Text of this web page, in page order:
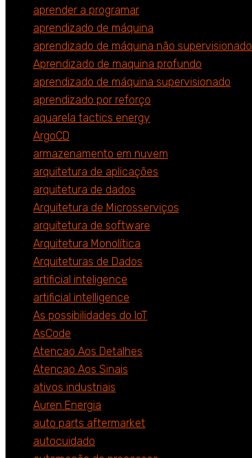
aprender a programar
aprendizado de máquina
aprendizado de máquina não supervisionado
Aprendizado de maquina profundo
aprendizado de máquina supervisionado
aprendizado por reforço
aquarela tactics energy
ArgoCD
armazenamento em nuvem
arquitetura de aplicações
arquitetura de dados
Arquitetura de Microsserviços
arquitetura de software
Arquitetura Monolítica
Arquiteturas de Dados
artificial inteligence
artificial intelligence
As possibilidades do IoT
AsCode
Atencao Aos Detalhes
Atencao Aos Sinais
ativos industriais
Auren Energia
auto parts aftermarket
autocuidado